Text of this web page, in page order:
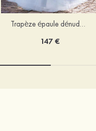
Trapèze épaule dénudée tulle ras du sol robe de bal
147 €